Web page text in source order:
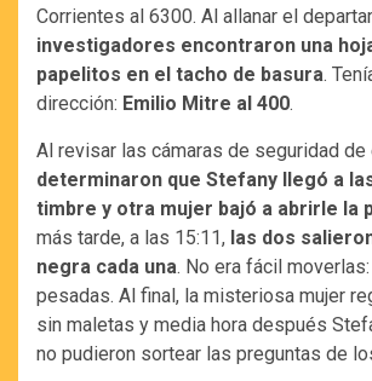
Corrientes al 6300. Al allanar el
investigadores encontraron una
papelitos en el tacho de basura.
dirección: Emilio Mitre al 400.
Al revisar las cámaras de seguridad de
determinaron que Stefany llegó a
timbre y otra mujer bajó a abrirle la
más tarde, a las 15:11, las dos
negra cada una. No era fácil
pesadas. Al final, la misteriosa mujer
sin maletas y media hora después
no pudieron sortear las preguntas de